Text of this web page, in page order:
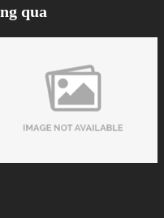
qua